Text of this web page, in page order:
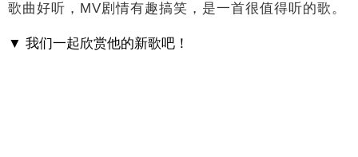
歌曲好听，MV剧情有趣搞笑，是一首很值得听的歌。
▼ 我们一起欣赏他的新歌吧！